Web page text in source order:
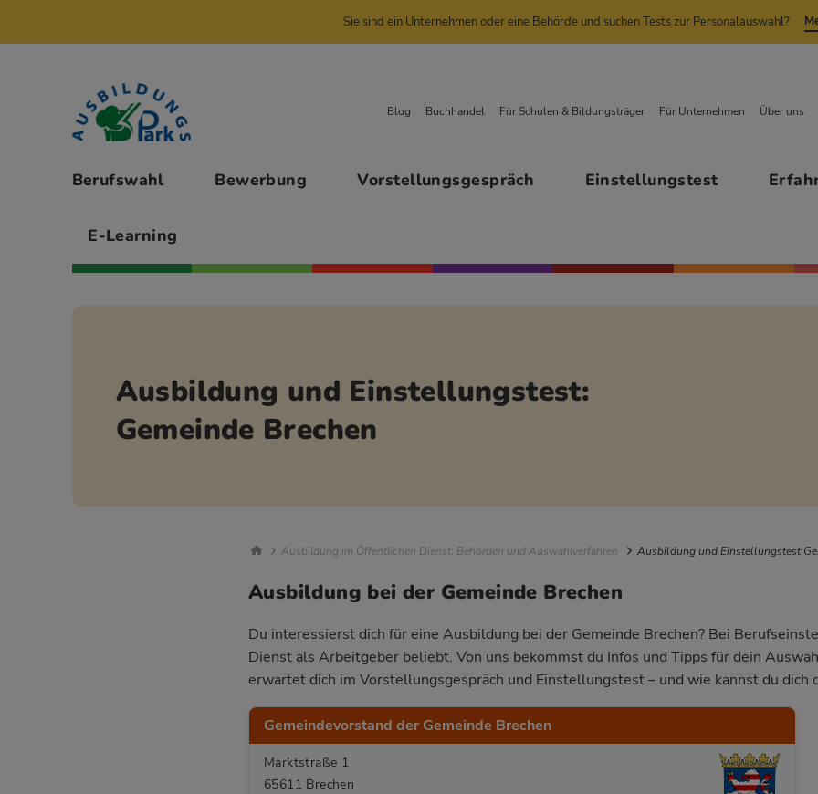
Sie sind ein Unternehmen oder eine Behörde und suchen Tests zur Personalauswahl?
Berufswahl Bewerbung Vorstellungsgespräch Einstellungstest
E-Learning
Blog Buchhandel Für Schulen & Bildungsträger Für Unternehmen Über uns
Ausbildung und Einstellungstest:
Gemeinde Brechen
Breadcrumb Navigation
Ausbildung im Öffentlichen Dienst: Behörden und Auswahlverfahren Ausbildung und Einstellungstest
Ausbildung bei der Gemeinde Brechen
Du interessierst dich für eine Ausbildung bei der Gemeinde Brechen? Bei
Dienst als Arbeitgeber beliebt. Von uns bekommst du Infos und Tipps für dein
erwartet dich im Vorstellungsgespräch und Einstellungstest – und wie kannst du dich
Gemeindevorstand der Gemeinde Brechen
Marktstraße 1
65611 Brechen